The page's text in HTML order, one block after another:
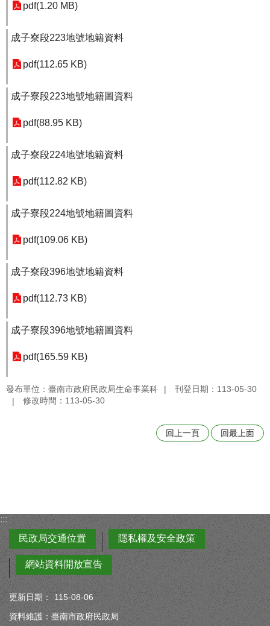
pdf(1.20 MB)
成子寮段223地號地籍資料
pdf(112.65 KB)
成子寮段223地號地籍圖資料
pdf(88.95 KB)
成子寮段224地號地籍資料
pdf(112.82 KB)
成子寮段224地號地籍圖資料
pdf(109.06 KB)
成子寮段396地號地籍資料
pdf(112.73 KB)
成子寮段396地號地籍圖資料
pdf(165.59 KB)
發布單位：臺南市政府民政局生命事業科
刊登日期：113-05-30
修改時間：113-05-30
回上一頁 回最上面
:::
民政局交通位置
隱私權及安全政策
網站資料開放宣告
更新日期：
115-08-06
資料維護：臺南市政府民政局